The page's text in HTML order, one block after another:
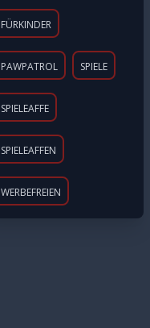
FÜRKINDER
PAWPATROL SPIELE
SPIELEAFFE
SPIELEAFFEN
WERBEFREIEN